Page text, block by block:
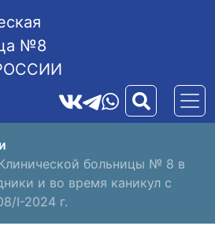
№8
больницы № 8 в
и во время каникул с
I-2024 г.